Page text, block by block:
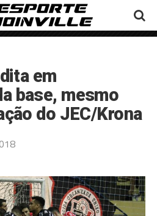
em
base, mesmo
do JEC/Krona